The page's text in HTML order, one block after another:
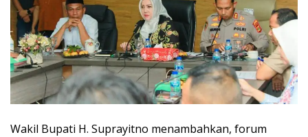
Wakil Bupati H. Suprayitno menambahkan, forum